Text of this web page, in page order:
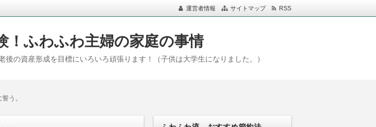
運営者情報 サイトマップ RSS
！ふわふわ主婦の家庭の事情
の資産形成を目標にいろいろ頑張ります！（子供は大学生になりました。）
う。